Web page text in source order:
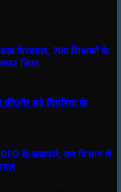
बड़ा फेरबदल, 700 शिक्षकों के
लिस्ट
की ओर बढ़े पिपरिया के
के तबादले, वन विभाग में